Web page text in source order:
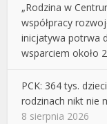
„Rodzina w
współpracy
inicjatywa potrwa
wsparciem około
PCK: 364 tys.
rodzinach nikt nie
8 sierpnia 2026